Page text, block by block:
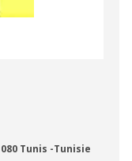
Tunis -Tunisie